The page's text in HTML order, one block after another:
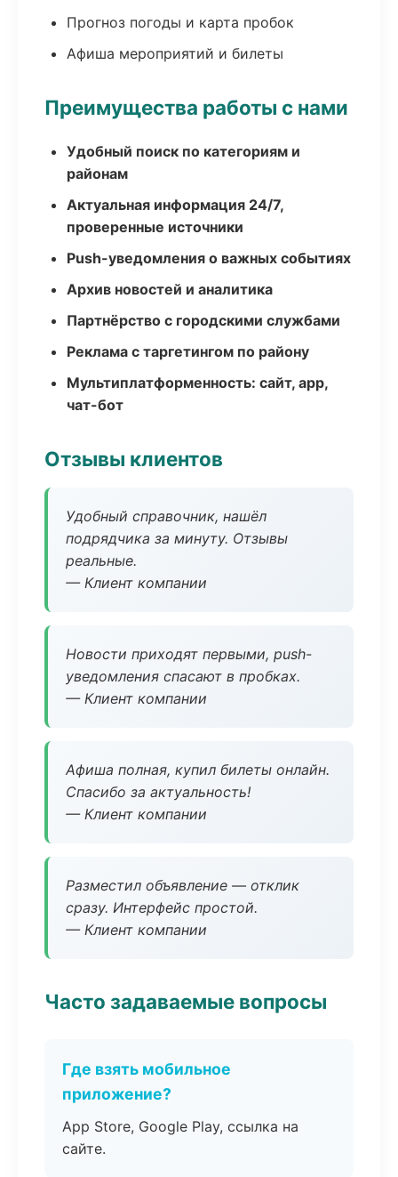
Прогноз погоды и карта пробок
Афиша мероприятий и билеты
Преимущества работы с нами
Удобный поиск по категориям и
районам
Актуальная информация 24/7,
проверенные источники
Push-уведомления о важных событиях
Архив новостей и аналитика
Партнёрство с городскими службами
Реклама с таргетингом по району
Мультиплатформенность: сайт, app,
чат-бот
Отзывы клиентов
Удобный справочник, нашёл
подрядчика за минуту. Отзывы
реальные.
— Клиент компании
Новости приходят первыми, push-
уведомления спасают в пробках.
— Клиент компании
Афиша полная, купил билеты онлайн.
Спасибо за актуальность!
— Клиент компании
Разместил объявление — отклик
сразу. Интерфейс простой.
— Клиент компании
Часто задаваемые вопросы
Где взять мобильное
приложение?
App Store, Google Play, ссылка на
сайте.